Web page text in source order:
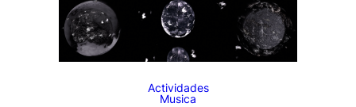
Actividades
Musica